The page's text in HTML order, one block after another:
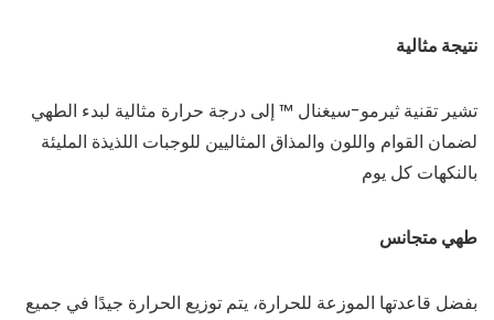
نتيجة مثالية
تشير تقنية ثيرمو-سيغنال ™ إلى درجة حرارة مثالية لبدء الطهي
لضمان القوام واللون والمذاق المثاليين للوجبات اللذيذة المليئة
بالنكهات كل يوم
طهي متجانس
بفضل قاعدتها الموزعة للحرارة، يتم توزيع الحرارة جيدًا في جميع